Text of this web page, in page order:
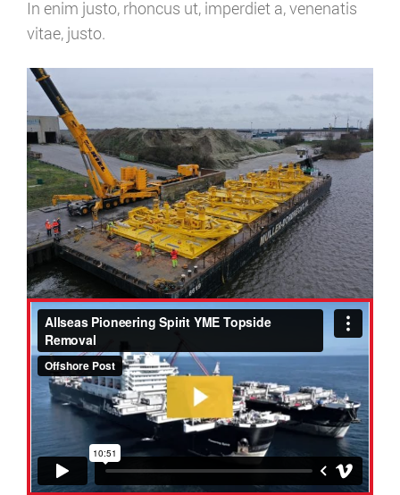
In enim justo, rhoncus ut, imperdiet a, venenatis
vitae, justo.